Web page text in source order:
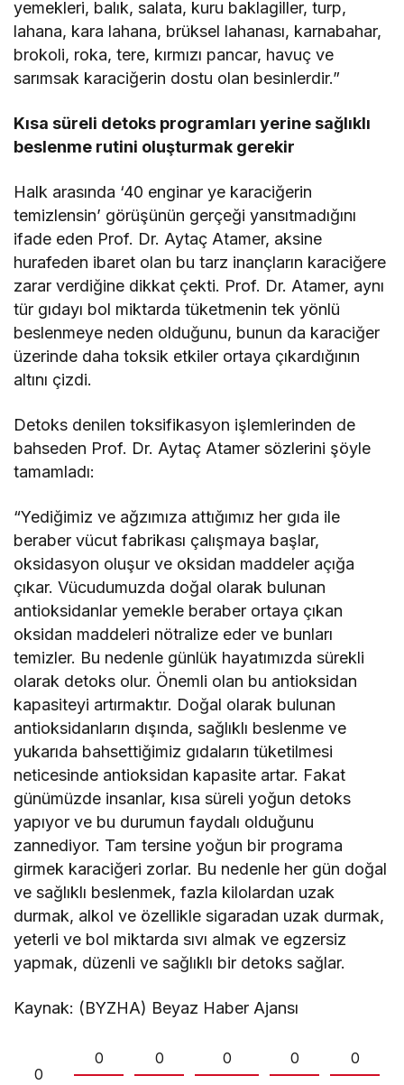
yemekleri, balık, salata, kuru baklagiller, turp,
lahana, kara lahana, brüksel lahanası, karnabahar,
brokoli, roka, tere, kırmızı pancar, havuç ve
sarımsak karaciğerin dostu olan besinlerdir.”
Kısa süreli detoks programları yerine sağlıklı
beslenme rutini oluşturmak gerekir
Halk arasında ‘40 enginar ye karaciğerin
temizlensin’ görüşünün gerçeği yansıtmadığını
ifade eden Prof. Dr. Aytaç Atamer, aksine
hurafeden ibaret olan bu tarz inançların karaciğere
zarar verdiğine dikkat çekti. Prof. Dr. Atamer, aynı
tür gıdayı bol miktarda tüketmenin tek yönlü
beslenmeye neden olduğunu, bunun da karaciğer
üzerinde daha toksik etkiler ortaya çıkardığının
altını çizdi.
Detoks denilen toksifikasyon işlemlerinden de
bahseden Prof. Dr. Aytaç Atamer sözlerini şöyle
tamamladı:
“Yediğimiz ve ağzımıza attığımız her gıda ile
beraber vücut fabrikası çalışmaya başlar,
oksidasyon oluşur ve oksidan maddeler açığa
çıkar. Vücudumuzda doğal olarak bulunan
antioksidanlar yemekle beraber ortaya çıkan
oksidan maddeleri nötralize eder ve bunları
temizler. Bu nedenle günlük hayatımızda sürekli
olarak detoks olur. Önemli olan bu antioksidan
kapasiteyi artırmaktır. Doğal olarak bulunan
antioksidanların dışında, sağlıklı beslenme ve
yukarıda bahsettiğimiz gıdaların tüketilmesi
neticesinde antioksidan kapasite artar. Fakat
günümüzde insanlar, kısa süreli yoğun detoks
yapıyor ve bu durumun faydalı olduğunu
zannediyor. Tam tersine yoğun bir programa
girmek karaciğeri zorlar. Bu nedenle her gün doğal
ve sağlıklı beslenmek, fazla kilolardan uzak
durmak, alkol ve özellikle sigaradan uzak durmak,
yeterli ve bol miktarda sıvı almak ve egzersiz
yapmak, düzenli ve sağlıklı bir detoks sağlar.
Kaynak: (BYZHA) Beyaz Haber Ajansı
0
0 0 0 0 0